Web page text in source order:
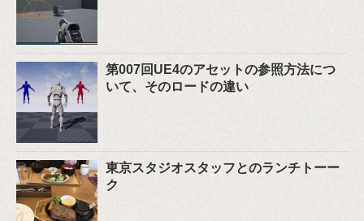
第007回UE4のアセットの参照方法につ
いて、そのロードの違い
東京スタジオスタッフとのランチトーー
ク